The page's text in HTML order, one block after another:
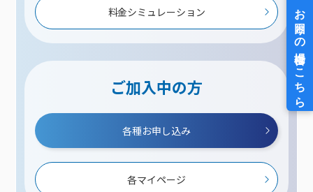
料金シミュレーション
ご加入中の方
各種お申し込み
各マイページ